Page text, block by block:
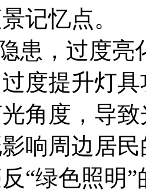
记忆点。
患，过度
度提升灯
角度，导
响周边居
“绿色照明